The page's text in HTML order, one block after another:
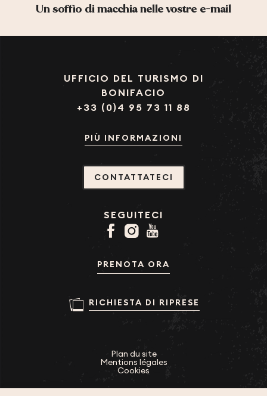
Un soffio di macchia nelle vostre e-mail
UFFICIO DEL TURISMO DI
BONIFACIO
+33 (0)4 95 73 11 88
PIÙ INFORMAZIONI
CONTATTATECI
SEGUITECI
PRENOTA ORA
RICHIESTA DI RIPRESE
Plan du site
Mentions légales
Cookies